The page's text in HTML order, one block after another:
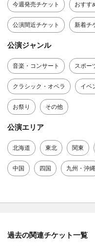
今週発売チケット おすす
公演間近チケット 新着チ
公演ジャンル
音楽・コンサート スポー
クラシック・オペラ イベ
お祭り その他
公演エリア
北海道 東北 関東
中国 四国 九州・沖縄
過去の関連チケット一覧